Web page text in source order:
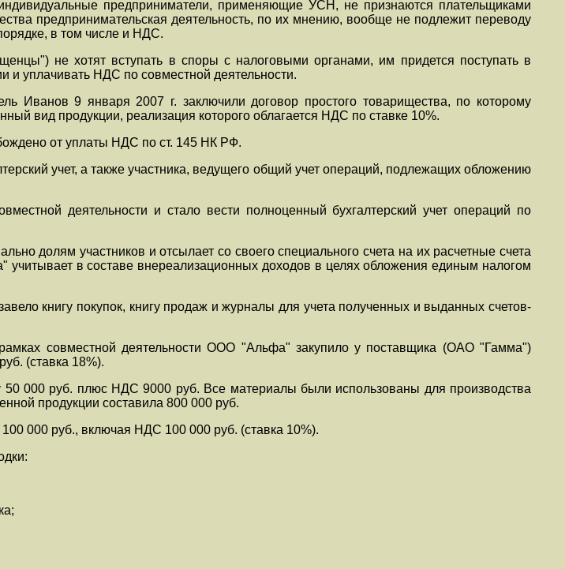
предприниматели, применяющие УСН, не признаются плательщиками
предпринимательская деятельность, по их мнению, вообще не подлежит переводу
в том числе и НДС.
не хотят вступать в споры с налоговыми органами, им придется поступать в
и уплачивать НДС по совместной деятельности.
9 января 2007 г. заключили договор простого товарищества, по которому
вид продукции, реализация которого облагается НДС по ставке 10%.
от уплаты НДС по ст. 145 НК РФ.
учет, а также участника, ведущего общий учет операций, подлежащих обложению
деятельности и стало вести полноценный бухгалтерский учет операций по
долям участников и отсылает со своего специального счета на их расчетные счета
в составе внереализационных доходов в целях обложения единым налогом
книгу покупок, книгу продаж и журналы для учета полученных и выданных счетов-
совместной деятельности ООО "Альфа" закупило у поставщика (ОАО "Гамма")
(ставка 18%).
50 000 руб. плюс НДС 9000 руб. Все материалы были использованы для производства
продукции составила 800 000 руб.
000 руб., включая НДС 100 000 руб. (ставка 10%).